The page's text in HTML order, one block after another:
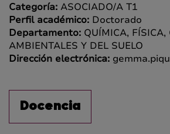
Categoría: ASOCIADO/A T1
Perfil académico: Doctorado
Departamento: QUÍMICA, FÍSICA,
AMBIENTALES Y DEL SUELO
Dirección electrónica:
Docencia